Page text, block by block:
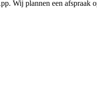
Wij plannen een afspraak